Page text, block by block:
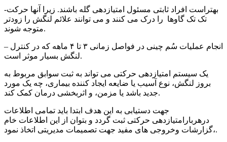
-بهتراست افراد ثابتی مسئول امتیازدهی گله باشند. زیرا آنها حرکت
تک تک گاوها را درک می کنند و می توانند علائم لنگش را زودتر
متوجه شوند.
– انجام عملیات سُم چینی در فواصل زمانی ۳ تا ۴ ماهه که در کنترل
لنگش بسیار موثر است.
یک سیستم امتیازدهی حرکتی می تواند به ثبت سوابق مربوط به
بروز لنگش، نوع آسیب یا ضایعه ایجاد کننده بیماری، چه یک مورد
جدید باشد یا مزمن، و اثربخشی درمان کمک کند.
جهت دستیابی به این هدف ابتدا باید تمامی اطلاعات
درهربارامتیازدهی حرکتی ثبت گردد و بتوان از این اطلاعات خام
،گزارشات وخروجی های مفید جهت تصمیمات مدیریتی اتخاذ نمود.